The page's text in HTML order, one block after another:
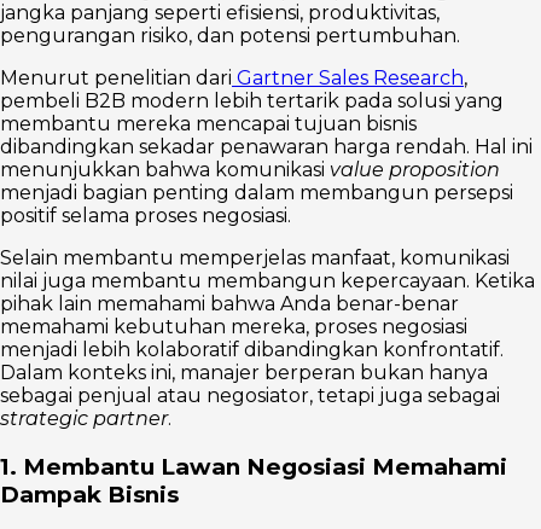
jangka panjang seperti efisiensi, produktivitas,
pengurangan risiko, dan potensi pertumbuhan.
Menurut penelitian dari Gartner Sales Research,
pembeli B2B modern lebih tertarik pada solusi yang
membantu mereka mencapai tujuan bisnis
dibandingkan sekadar penawaran harga rendah. Hal ini
menunjukkan bahwa komunikasi value proposition
menjadi bagian penting dalam membangun persepsi
positif selama proses negosiasi.
Selain membantu memperjelas manfaat, komunikasi
nilai juga membantu membangun kepercayaan. Ketika
pihak lain memahami bahwa Anda benar-benar
memahami kebutuhan mereka, proses negosiasi
menjadi lebih kolaboratif dibandingkan konfrontatif.
Dalam konteks ini, manajer berperan bukan hanya
sebagai penjual atau negosiator, tetapi juga sebagai
strategic partner.
1. Membantu Lawan Negosiasi Memahami
Dampak Bisnis